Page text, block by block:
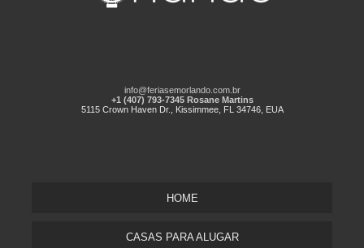
info@feriasemorlando.com.br
+1 (407) 793-7345 Rosane Martins
5115 Crown Haven Dr., Kissimmee, FL 34746, EUA
HOME
CASAS PARA ALUGAR